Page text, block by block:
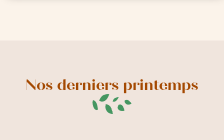
Nos derniers printemps